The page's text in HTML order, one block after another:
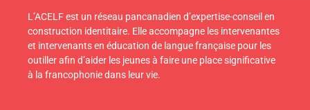
L’ACELF est un réseau pancanadien d’expertise-conseil en
construction identitaire. Elle accompagne les intervenantes
et intervenants en éducation de langue française pour les
outiller afin d’aider les jeunes à faire une place significative
à la francophonie dans leur vie.